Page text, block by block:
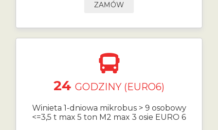
ZAMÓW
24 GODZINY (EURO6)
Winieta 1-dniowa mikrobus > 9 osobowy
<=3,5 t max 5 ton M2 max 3 osie EURO 6